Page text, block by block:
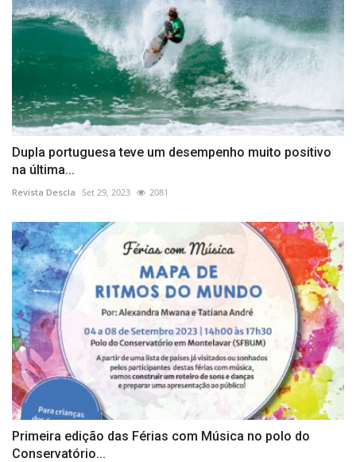
Dupla portuguesa teve um desempenho muito positivo
na última...
Revista Descla Set 29, 2023 2081
Primeira edição das Férias com Música no polo do
Conservatório...